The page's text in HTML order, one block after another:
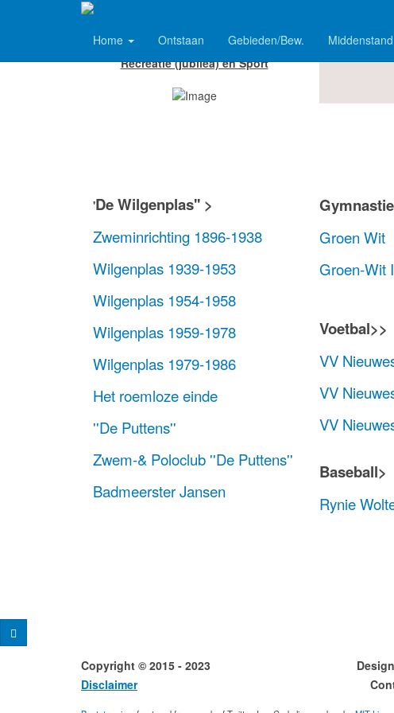
Home
Ontstaan Gebieden/Bew. Middenstand
Recreatie (jubilea) en Sport
'De Wilgenplas'' >
Zweminrichting 1896-1938
Wilgenplas 1939-1953
Wilgenplas 1954-1958
Wilgenplas 1959-1978
Wilgenplas 1979-1986
Het roemloze einde
''De Puttens''
Zwem-& Poloclub ''De Puttens''
Badmeerster Jansen
Groen Wit
Groen-Wit
Voetbal>>
VV
VV
VV
Baseball>
Rynie
Copyright © 2015 - 2023 Designed
Disclaimer